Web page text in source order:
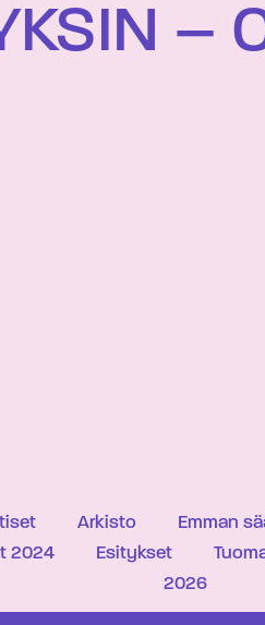
–
Arkisto Emman
2024 Esitykset
2026